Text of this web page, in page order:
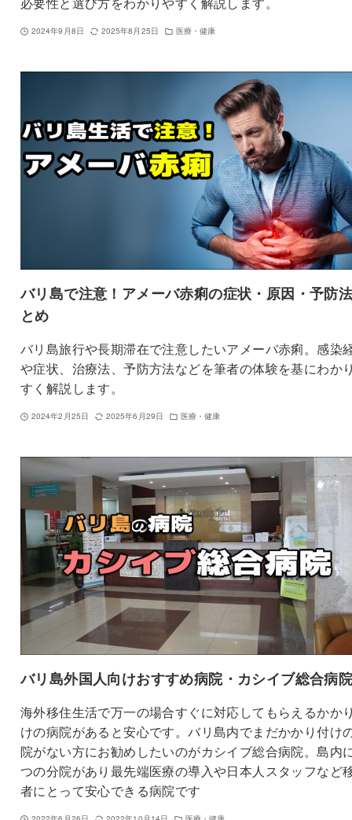
2024年9月8日 2025年8月25日 医療・健康
バリ島で注意！アメーバ赤痢の症状・原因・予防
とめ
バリ島旅行や長期滞在で注意したいアメーバ赤痢。感染
や症状、治療法、予防方法などを筆者の体験を基にわか
すく解説します。
2024年2月25日 2025年6月29日 医療・健康
バリ島外国人向けおすすめ病院・カシイブ総合病
海外移住生活で万一の場合すぐに対応してもらえるかか
けの病院があると安心です。バリ島内でまだかかり付け
院がない方にお勧めしたいのがカシイブ総合病院。島内
つの分院があり最先端医療の導入や日本人スタッフなど
者にとって安心できる病院です